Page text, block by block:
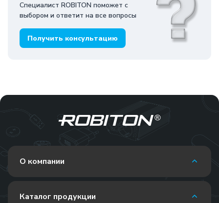
Специалист ROBITON поможет с
выбором и ответит на все вопросы
Получить консультацию
О компании
Каталог продукции